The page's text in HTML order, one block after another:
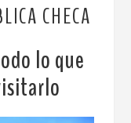
CHECA
lo que